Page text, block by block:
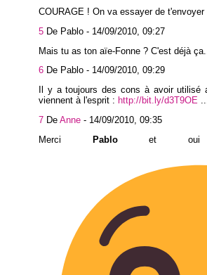
COURAGE ! On va essayer de
5 De Pablo - 14/09/2010, 09:27
Mais tu as ton aïe-Fonne ? C'est déjà ça...
6 De Pablo - 14/09/2010, 09:29
Il y a toujours des cons à avoir
viennent à l'esprit : http://bit.ly/d3T9OE
7 De Anne - 14/09/2010, 09:35
Merci
Pabloet oui